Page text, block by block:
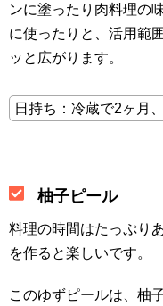
ンに塗ったり肉料理の
に使ったりと、活用範
ッと広がります。
日持ち：冷蔵で2ヶ月
柚子ピール
料理の時間はたっぷり
を作ると楽しいです。
このゆずピールは、柚